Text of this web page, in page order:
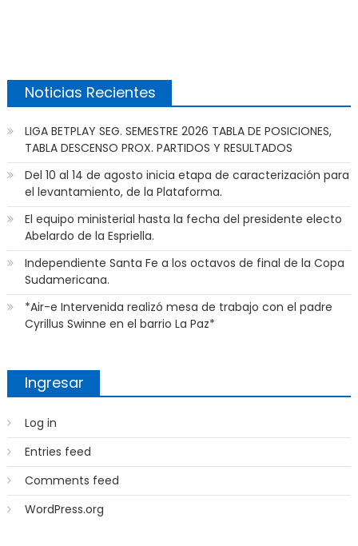
Noticias Recientes
LIGA BETPLAY SEG. SEMESTRE 2026 TABLA DE POSICIONES,
TABLA DESCENSO PROX. PARTIDOS Y RESULTADOS
Del 10 al 14 de agosto inicia etapa de caracterización para
el levantamiento, de la Plataforma.
El equipo ministerial hasta la fecha del presidente electo
Abelardo de la Espriella.
Independiente Santa Fe a los octavos de final de la Copa
Sudamericana.
*Air-e Intervenida realizó mesa de trabajo con el padre
Cyrillus Swinne en el barrio La Paz*
Ingresar
Log in
Entries feed
Comments feed
WordPress.org